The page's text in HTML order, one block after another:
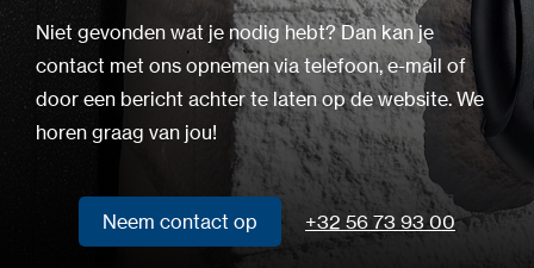
Niet gevonden wat je nodig hebt? Dan kan je
contact met ons opnemen via telefoon, e-mail of
door een bericht achter te laten op de website. We
horen graag van jou!
Neem contact op +32 56 73 93 00